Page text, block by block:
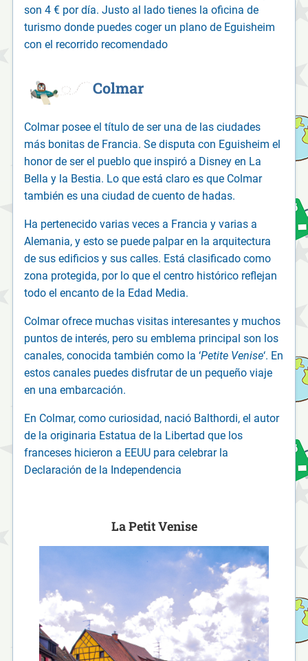
son 4 € por día. Justo al lado tienes la oficina de
turismo donde puedes coger un plano de Eguisheim
con el recorrido recomendado
Colmar
Colmar posee el título de ser una de las ciudades
más bonitas de Francia. Se disputa con Eguisheim el
honor de ser el pueblo que inspiró a Disney en La
Bella y la Bestia. Lo que está claro es que Colmar
también es una ciudad de cuento de hadas.
Ha pertenecido varias veces a Francia y varias a
Alemania, y esto se puede palpar en la arquitectura
de sus edificios y sus calles. Está clasificado como
zona protegida, por lo que el centro histórico reflejan
todo el encanto de la Edad Media.
Colmar ofrece muchas visitas interesantes y muchos
puntos de interés, pero su emblema principal son los
canales, conocida también como la ‘Petite Venise‘. En
estos canales puedes disfrutar de un pequeño viaje
en una embarcación.
En Colmar, como curiosidad, nació Balthordi, el autor
de la originaria Estatua de la Libertad que los
franceses hicieron a EEUU para celebrar la
Declaración de la Independencia
La Petit Venise